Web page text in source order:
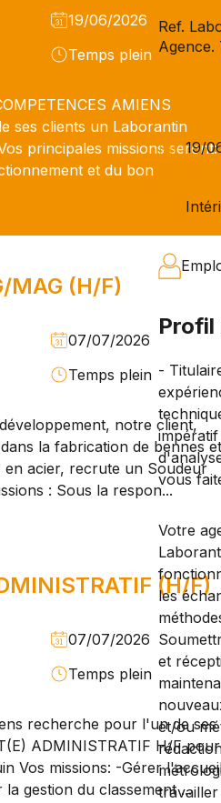
19/06/2026
Temps plein
AMIENS
ses clients un Laborantin
principales missions
et du bon
MAG (H/F)
07/07/2026
Temps plein
notre client,
la fabrication de bennes et
acier, recrute un Soudeur
: Sous la respon...
(H/F)
07/07/2026
Temps plein
recherche pour l'un de ses
ADMINISTRATIF H/F pour
Vos missions: -Gérer
gestion du classement ...
Ref.
Agence.
19/
Profil
-
vous
Votre
les
et
et/ou